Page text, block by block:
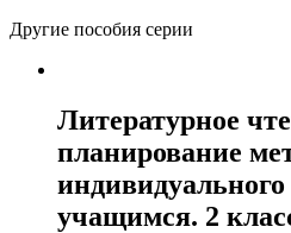
Другие пособия серии
Литературное
планирование
индивидуального
учащимся. 2